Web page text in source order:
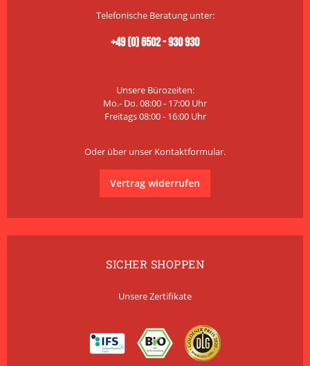
Telefonische Beratung unter:
+49 (0) 6502 - 930 930
Unsere Bürozeiten:
Mo.- Do. 08:00 - 17:00 Uhr
Freitags 08:00 - 16:00 Uhr
Oder über unser Kontaktformular.
Vertrag widerrufen
SICHER SHOPPEN
Unsere Zertifikate